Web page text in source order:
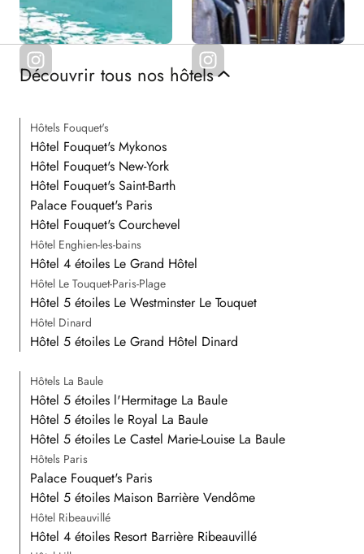
Découvrir tous nos hôtels
Hôtels Fouquet's
Hôtel Fouquet's Mykonos
Hôtel Fouquet's New-York
Hôtel Fouquet's Saint-Barth
Palace Fouquet's Paris
Hôtel Fouquet's Courchevel
Hôtel Enghien-les-bains
Hôtel 4 étoiles Le Grand Hôtel
Hôtel Le Touquet-Paris-Plage
Hôtel 5 étoiles Le Westminster Le Touquet
Hôtel Dinard
Hôtel 5 étoiles Le Grand Hôtel Dinard
Hôtels La Baule
Hôtel 5 étoiles l'Hermitage La Baule
Hôtel 5 étoiles le Royal La Baule
Hôtel 5 étoiles Le Castel Marie-Louise La Baule
Hôtels Paris
Palace Fouquet's Paris
Hôtel 5 étoiles Maison Barrière Vendôme
Hôtel Ribeauvillé
Hôtel 4 étoiles Resort Barrière Ribeauvillé